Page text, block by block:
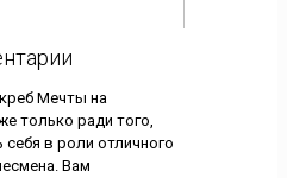
Мечты на
только ради того,
в роли отличного
Вам